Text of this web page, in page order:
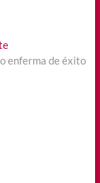
Entrada
siguiente:
enferma de éxito